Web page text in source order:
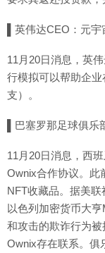
▌英伟达CEO：元
11月20日消息，英
行模拟可以帮助企
支）。
▌巴塞罗那足球俱
11月20日消息，西
Ownix合作协议。此
NFT收藏品。据美
以色列加密货币大
和攻击的欺诈行为
Ownix存在联系。俱